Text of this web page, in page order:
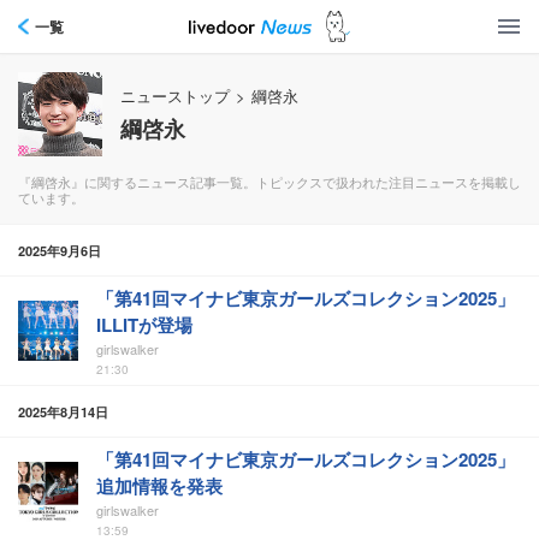
一覧
ニューストップ > 綱啓永
綱啓永
『綱啓永』に関するニュース記事一覧。トピックスで扱われた注目ニュースを掲載し
ています。
2025年9月6日
「第41回マイナビ東京ガールズコレクション2025」
ILLITが登場
girlswalker
21:30
2025年8月14日
「第41回マイナビ東京ガールズコレクション2025」
追加情報を発表
girlswalker
13:59